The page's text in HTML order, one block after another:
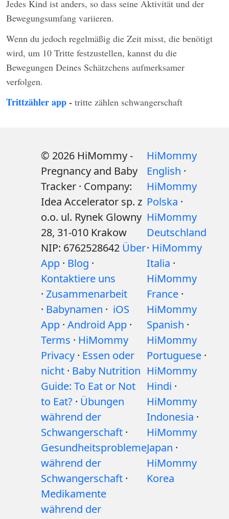
Jedes Kind ist anders, so dass seine Aktivität und der
Bewegungsumfang variieren.
Wenn du jedoch regelmäßig die Zeit misst, die benötigt
wird, um 10 Tritte festzustellen, kannst du die
Bewegungen Deines Schätzchens aufmerksamer
verfolgen.
Trittzähler app- tritte zählen schwangerschaft
© 2026 HiMommy -
Pregnancy and Baby
Tracker · Company:
Idea Accelerator sp. z
o.o. ul. Rynek Glowny
28, 31-010 Krakow
NIP: 6762528642 Über
App · Blog ·
Kontaktiere uns
· Zusammenarbeit
· Babynamen · iOS
App · Android App ·
Terms · HiMommy
Privacy · Essen oder
nicht · Baby Nutrition
Guide: To Eat or Not
to Eat? · Übungen
während der
Schwangerschaft ·
Gesundheitsprobleme
während der
Schwangerschaft ·
Medikamente
während der
HiMommy
English ·
HiMommy
Polska ·
HiMommy
Deutschland
· HiMommy
Italia ·
HiMommy
France ·
HiMommy
Spanish ·
HiMommy
Portuguese ·
HiMommy
Hindi ·
HiMommy
Indonesia ·
HiMommy
Japan ·
HiMommy
Korea